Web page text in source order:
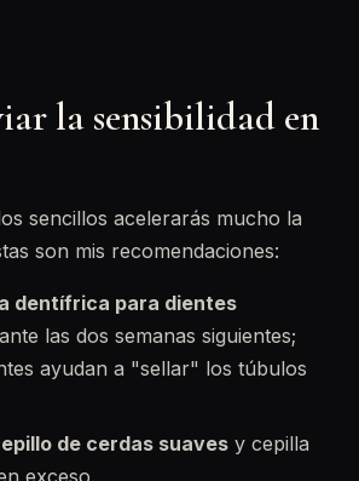
la sensibilidad en
sencillos acelerarás mucho la
son mis recomendaciones:
dentífrica para dientes
las dos semanas siguientes;
ayudan a "sellar" los túbulos
de cerdas suaves y cepilla
exceso.